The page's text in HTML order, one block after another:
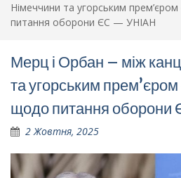
Німеччини та угорським
питання оборони ЄС — УНІАН
Мерц і Орбан – між
та угорським
щодо питання
2 Жовтня, 2025